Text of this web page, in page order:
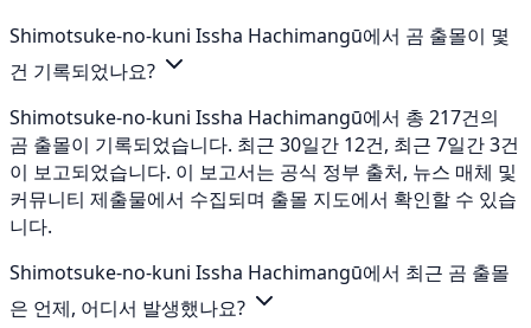
Shimotsuke-no-kuni Issha Hachimangū에서 곰 출몰이 몇
건 기록되었나요?
Shimotsuke-no-kuni Issha Hachimangū에서 총 217건의
곰 출몰이 기록되었습니다. 최근 30일간 12건, 최근 7일간 3건
이 보고되었습니다. 이 보고서는 공식 정부 출처, 뉴스 매체 및
커뮤니티 제출물에서 수집되며 출몰 지도에서 확인할 수 있습
니다.
Shimotsuke-no-kuni Issha Hachimangū에서 최근 곰 출몰
은 언제, 어디서 발생했나요?